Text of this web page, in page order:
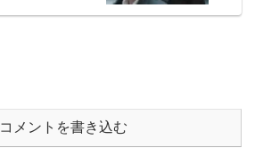
コメントを書き込む